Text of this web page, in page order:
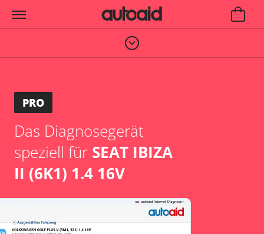
PRO
Das Diagnosegerät
speziell für SEAT IBIZA
II (6K1) 1.4 16V